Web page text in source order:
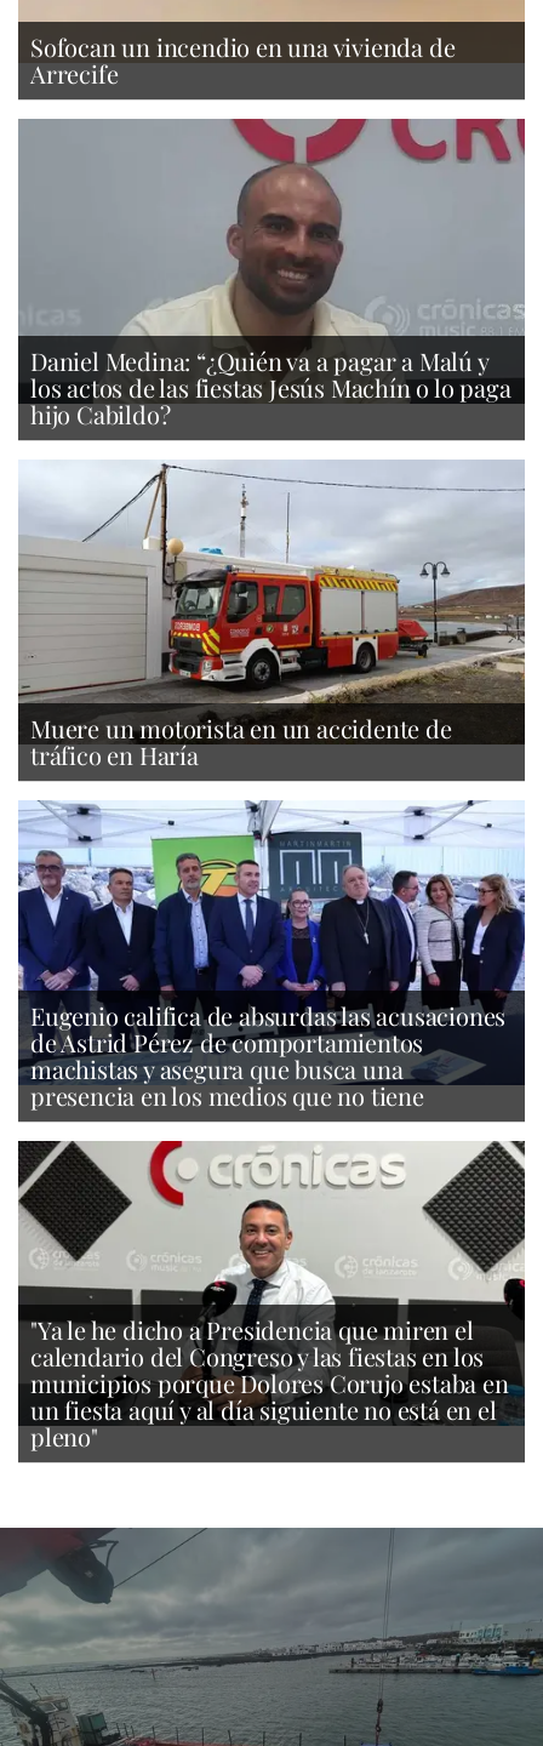
Sofocan un incendio en una vivienda de
Arrecife
Daniel Medina: “¿Quién va a pagar a Malú y
los actos de las fiestas Jesús Machín o lo paga
hijo Cabildo?
Muere un motorista en un accidente de
tráfico en Haría
Eugenio califica de absurdas las acusaciones
de Astrid Pérez de comportamientos
machistas y asegura que busca una
presencia en los medios que no tiene
"Ya le he dicho a Presidencia que miren el
calendario del Congreso y las fiestas en los
municipios porque Dolores Corujo estaba en
un fiesta aquí y al día siguiente no está en el
pleno"